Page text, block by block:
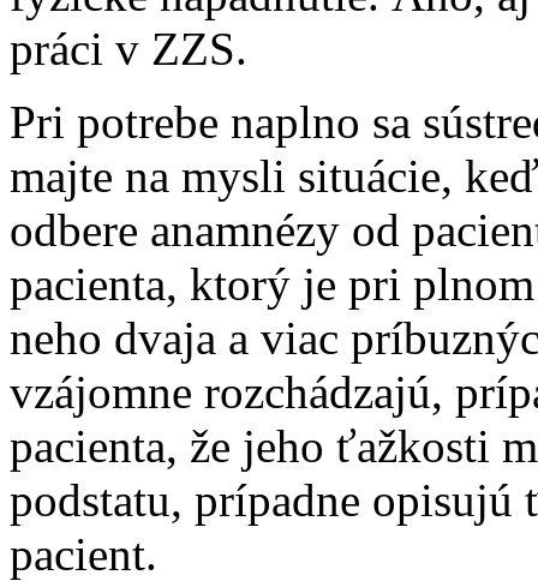
práci v ZZS.
Pri potrebe naplno sa
majte na mysli situácie,
odbere anamnézy od
pacienta, ktorý je pri
neho dvaja a viac
vzájomne rozchádzajú,
pacienta, že jeho ťažkosti
podstatu, prípadne
pacient.